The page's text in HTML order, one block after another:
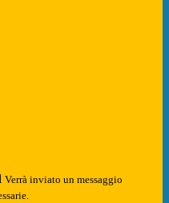
Verrà inviato un messaggio